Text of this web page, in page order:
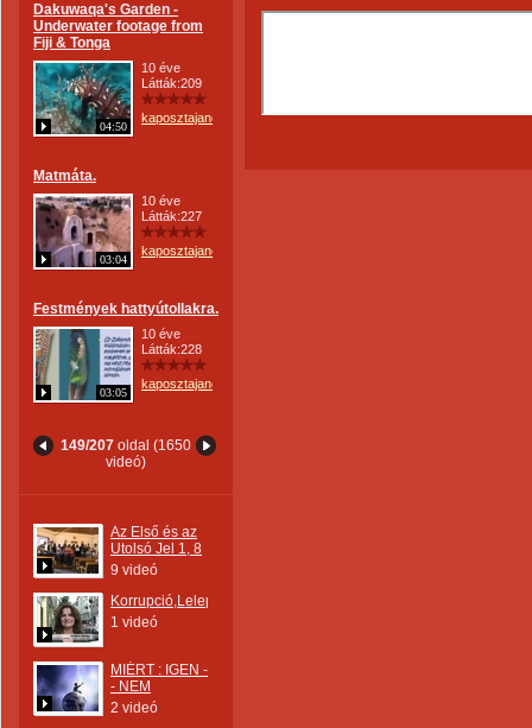
Dakuwaqa's Garden -
Underwater footage from
Fiji & Tonga
04:50
10 éve
Látták:209
kaposztajanos
Matmáta.
03:04
10 éve
Látták:227
kaposztajanos
Festmények hattyútollakra.
03:05
10 éve
Látták:228
kaposztajanos
149/207 oldal (1650
videó)
Az Első és az
Utolsó Jel 1, 8
9 videó
Korrupció,Leleplezés
1 videó
MIÉRT : IGEN -
- NEM
2 videó